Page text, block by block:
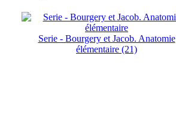
Serie - Bourgery et Jacob. Anatomie
élémentaire (21)